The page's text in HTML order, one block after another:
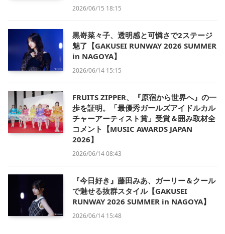
2026/06/15 18:15
黒嵜菜々子、透明感と可憐さで2ステージ
魅了【GAKUSEI RUNWAY 2026 SUMMER
in NAGOYA】
2026/06/14 15:15
FRUITS ZIPPER、『原宿から世界へ』の一
歩を証明。「最優秀ガールズアイドルカル
チャーアーティスト賞」受賞＆囲み取材全
コメント【MUSIC AWARDS JAPAN
2026】
2026/06/14 08:43
『今日好き』藤田みあ、ガーリー＆クール
で魅せる抜群スタイル【GAKUSEI
RUNWAY 2026 SUMMER in NAGOYA】
2026/06/14 15:48